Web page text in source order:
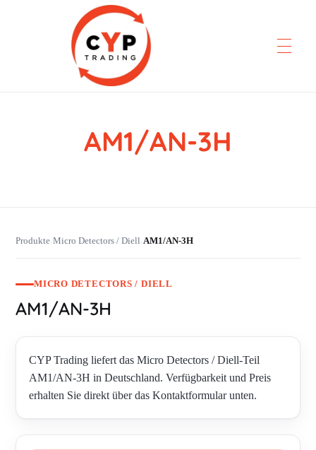
CYP Trading
AM1/AN-3H
Produkte›Micro Detectors / Diell›AM1/AN-3H
MICRO DETECTORS / DIELL
AM1/AN-3H
CYP Trading liefert das Micro Detectors / Diell-Teil
AM1/AN-3H in Deutschland. Verfügbarkeit und Preis
erhalten Sie direkt über das Kontaktformular unten.